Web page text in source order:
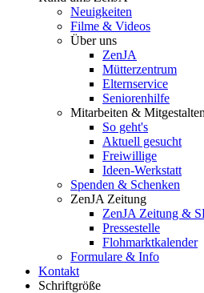
Neuigkeiten
Filme & Videos
Über uns
ZenJA
Mütterzentrum
Elternservice
Seniorenhilfe
Mitarbeiten & Mitgestalten
So geht's
Aktuell gesucht
Freiwillige
Ideen-Werkstatt
Spenden & Schenken
ZenJA Zeitung
ZenJA Zeitung &
Pressestelle
Flohmarktkalender
Formulare & Info
Kontakt
Schriftgröße